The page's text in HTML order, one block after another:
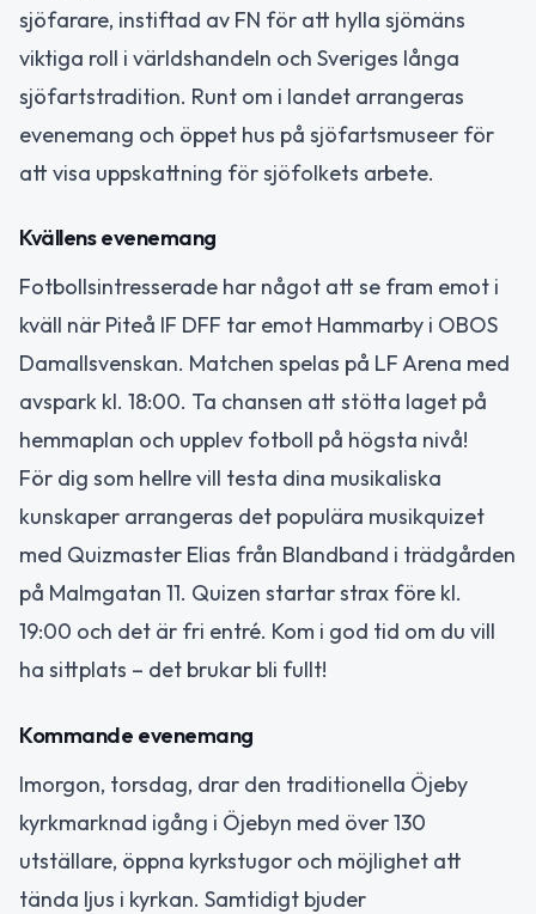
sjöfarare, instiftad av FN för att hylla sjömäns
viktiga roll i världshandeln och Sveriges långa
sjöfartstradition. Runt om i landet arrangeras
evenemang och öppet hus på sjöfartsmuseer för
att visa uppskattning för sjöfolkets arbete.
Kvällens evenemang
Fotbollsintresserade har något att se fram emot i
kväll när Piteå IF DFF tar emot Hammarby i OBOS
Damallsvenskan. Matchen spelas på LF Arena med
avspark kl. 18:00. Ta chansen att stötta laget på
hemmaplan och upplev fotboll på högsta nivå!
För dig som hellre vill testa dina musikaliska
kunskaper arrangeras det populära musikquizet
med Quizmaster Elias från Blandband i trädgården
på Malmgatan 11. Quizen startar strax före kl.
19:00 och det är fri entré. Kom i god tid om du vill
ha sittplats – det brukar bli fullt!
Kommande evenemang
Imorgon, torsdag, drar den traditionella Öjeby
kyrkmarknad igång i Öjebyn med över 130
utställare, öppna kyrkstugor och möjlighet att
tända ljus i kyrkan. Samtidigt bjuder